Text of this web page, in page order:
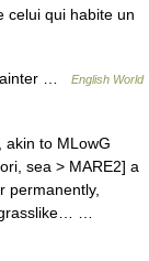
celui qui habite un
…
English World
to MLowG
sea > MARE2] a
permanently,
grasslike… …